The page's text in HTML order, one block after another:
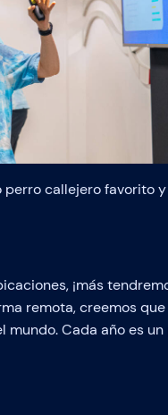
callejero favorito
¡más
remota, creemos
Cada año es un